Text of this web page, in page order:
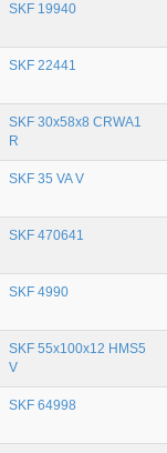
SKF 19940
SKF 22441
SKF 30x58x8 CRWA1
R
SKF 35 VA V
SKF 470641
SKF 4990
SKF 55x100x12 HMS5
V
SKF 64998